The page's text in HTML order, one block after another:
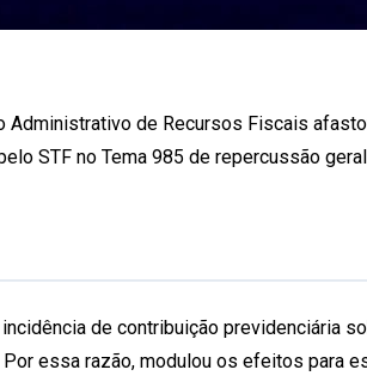
Administrativo de Recursos Fiscais
STF no Tema 985 de repercussão
de contribuição previdenciária
essa razão, modulou os efeitos para